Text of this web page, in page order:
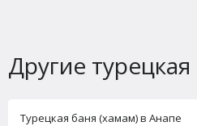
Другие
Турецкая баня (хамам) в Анапе